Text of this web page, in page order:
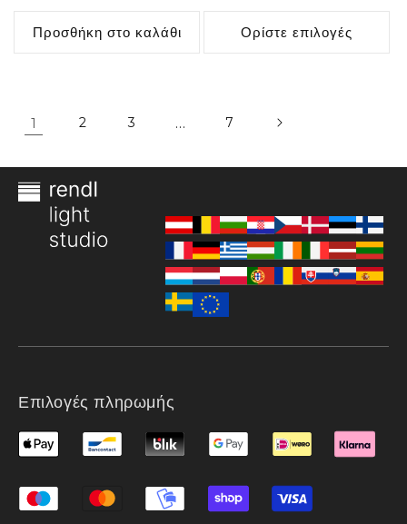
τιμή
Προσθήκη στο καλάθι
τιμή
Ορίστε επιλογές
1 2 3 … 7
Επιλογές πληρωμής